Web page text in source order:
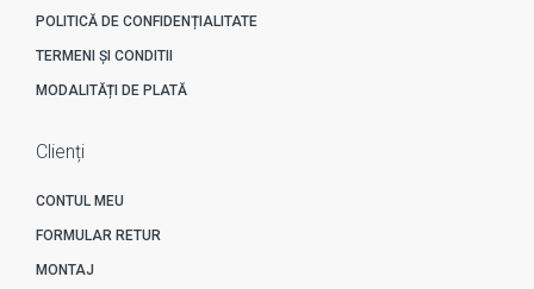
POLITICĂ DE CONFIDENȚIALITATE
TERMENI ȘI CONDITII
MODALITĂȚI DE PLATĂ
Clienți
CONTUL MEU
FORMULAR RETUR
MONTAJ